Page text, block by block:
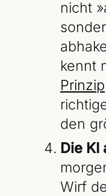
nicht
kennt
Prinzip
den
Die KI
Wirf